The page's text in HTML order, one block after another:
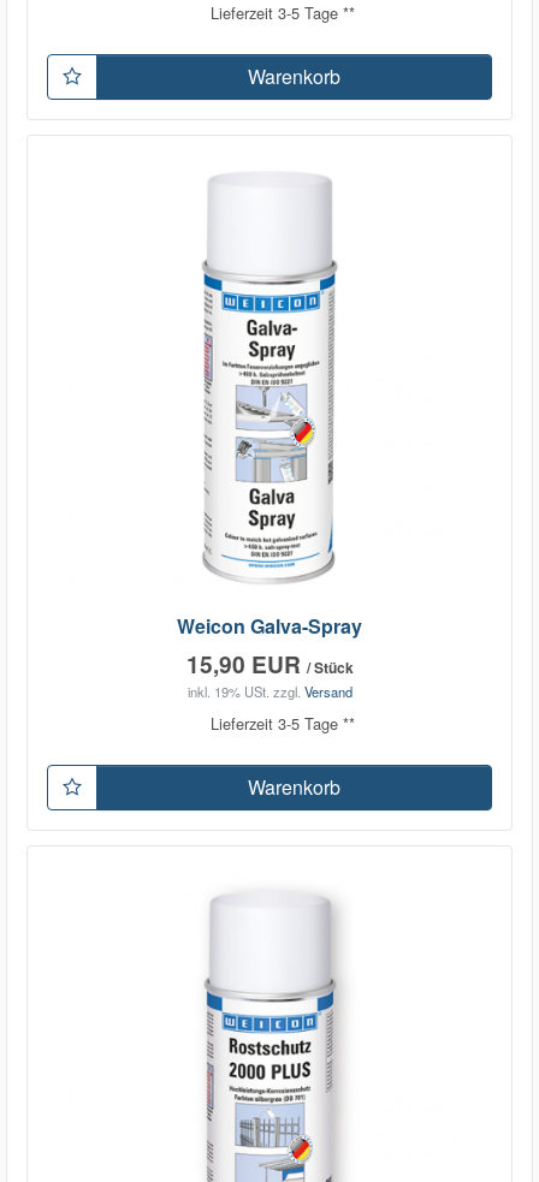
Lieferzeit 3-5 Tage **
Warenkorb
Weicon Galva-Spray
15,90 EUR / Stück
inkl. 19% USt. zzgl. Versand
Lieferzeit 3-5 Tage **
Warenkorb